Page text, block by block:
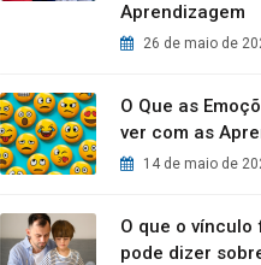
Aprendizagem
26 de maio de
O Que as
ver com as
14 de maio de
O que o vínculo
pode dizer